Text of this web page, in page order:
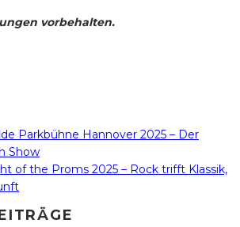
vorbehalten.
Parkbühne Hannover 2025 – Der
Show
of the Proms 2025 – Rock trifft Klassik,